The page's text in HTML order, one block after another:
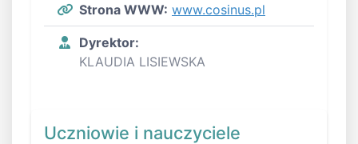
Strona WWW: www.cosinus.pl
Dyrektor:
KLAUDIA LISIEWSKA
Uczniowie i nauczyciele